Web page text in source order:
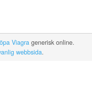
Viagragenerisk online.
webbsida.